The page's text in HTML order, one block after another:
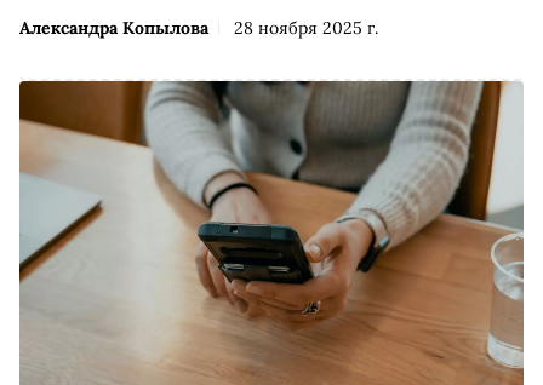
Александра Копылова 28 ноября 2025 г.